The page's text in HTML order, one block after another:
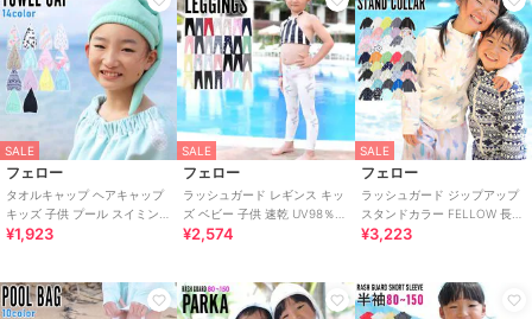
SALE
フェロー
タオルキャップ ヘアキャップ
キッズ 子供 プール スイミング
ジュニア マイクロファイバー
¥1,923
SALE
フェロー
ラッシュガード レギンス キッ
ズ ベビー 子供 速乾 UV98％カ
ット 紫外線対策 UPF50＋
¥2,574
SALE
フェロー
ラッシュガード ジップアップ
スタンドカラー FELLOW 長袖
キッズ UPF50+ 接触冷感
¥3,223